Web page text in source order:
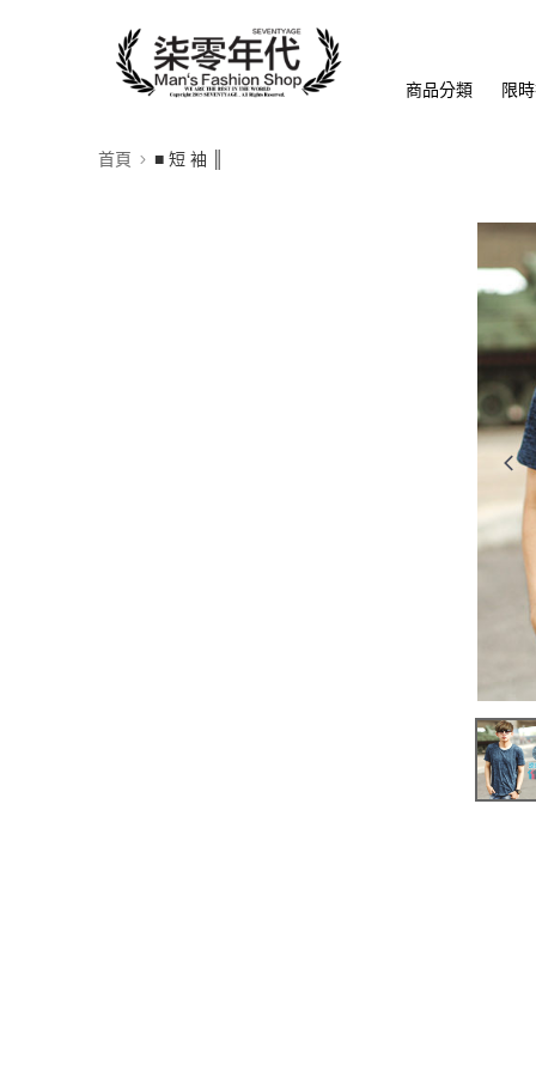
商品分類 限
首頁 ■ 短 袖 ║